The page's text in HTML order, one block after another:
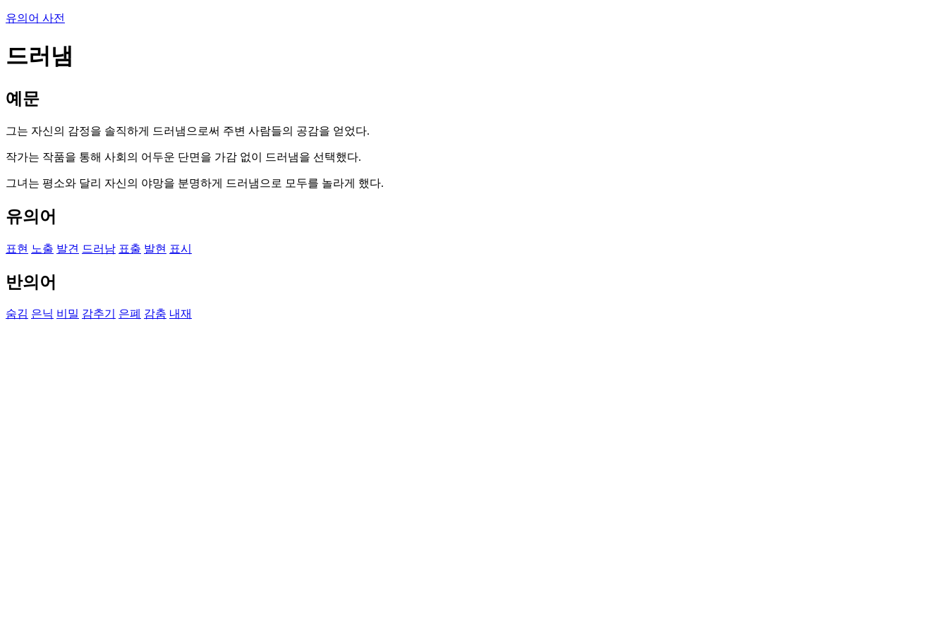
유의어 사전
드러냄
예문
그는 자신의 감정을 솔직하게 드러냄으로써 주변 사람들의 공감을 얻었다.
작가는 작품을 통해 사회의 어두운 단면을 가감 없이 드러냄을 선택했다.
그녀는 평소와 달리 자신의 야망을 분명하게 드러냄으로 모두를 놀라게 했다.
유의어
표현 노출 발견 드러남 표출 발현 표시
반의어
숨김 은닉 비밀 감추기 은폐 감춤 내재